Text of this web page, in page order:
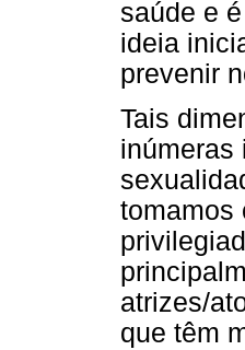
saúde e
ideia
prevenir
Tais
inúmeras
tomamos
atrizes/
que têm